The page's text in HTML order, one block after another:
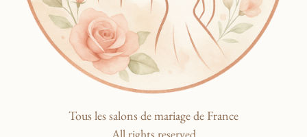
Tous les salons de mariage de France